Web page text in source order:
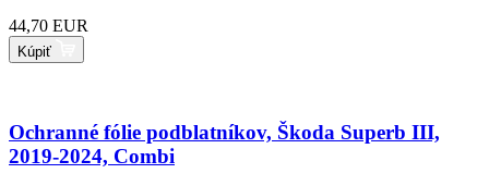
44,70 EUR
Kúpiť
Ochranné fólie podblatníkov, Škoda Superb III,
2019-2024, Combi